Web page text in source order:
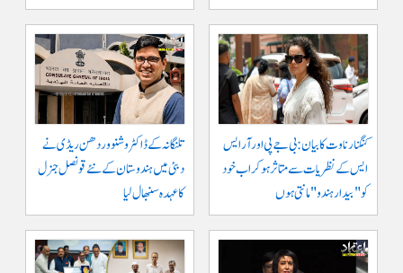
کنگنا رناوت کا بیان: بی جے پی اور آر ایس
ایس کے نظریات سے متاثر ہو کر اب خود
کو "بیدار ہندو" مانتی ہوں
تلنگانہ کے ڈاکٹر وشنو وردھن ریڈی نے
دبئی میں ہندوستان کے نئے قونصل جنرل
کا عہدہ سنبھال لیا